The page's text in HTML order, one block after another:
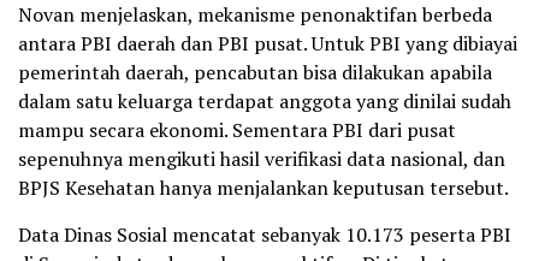
Novan menjelaskan, mekanisme penonaktifan berbeda
antara PBI daerah dan PBI pusat. Untuk PBI yang dibiayai
pemerintah daerah, pencabutan bisa dilakukan apabila
dalam satu keluarga terdapat anggota yang dinilai sudah
mampu secara ekonomi. Sementara PBI dari pusat
sepenuhnya mengikuti hasil verifikasi data nasional, dan
BPJS Kesehatan hanya menjalankan keputusan tersebut.
Data Dinas Sosial mencatat sebanyak 10.173 peserta PBI